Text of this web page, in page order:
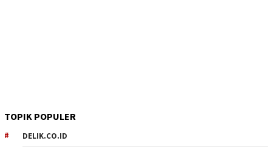
TOPIK POPULER
DELIK.CO.ID